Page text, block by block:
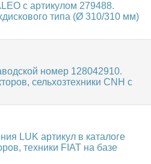
с артикулом 279488.
типа (Ø 310/310 мм)
номер 128042910.
сельхозтехники CNH с
LUK артикул в каталоге
техники FIAT на базе